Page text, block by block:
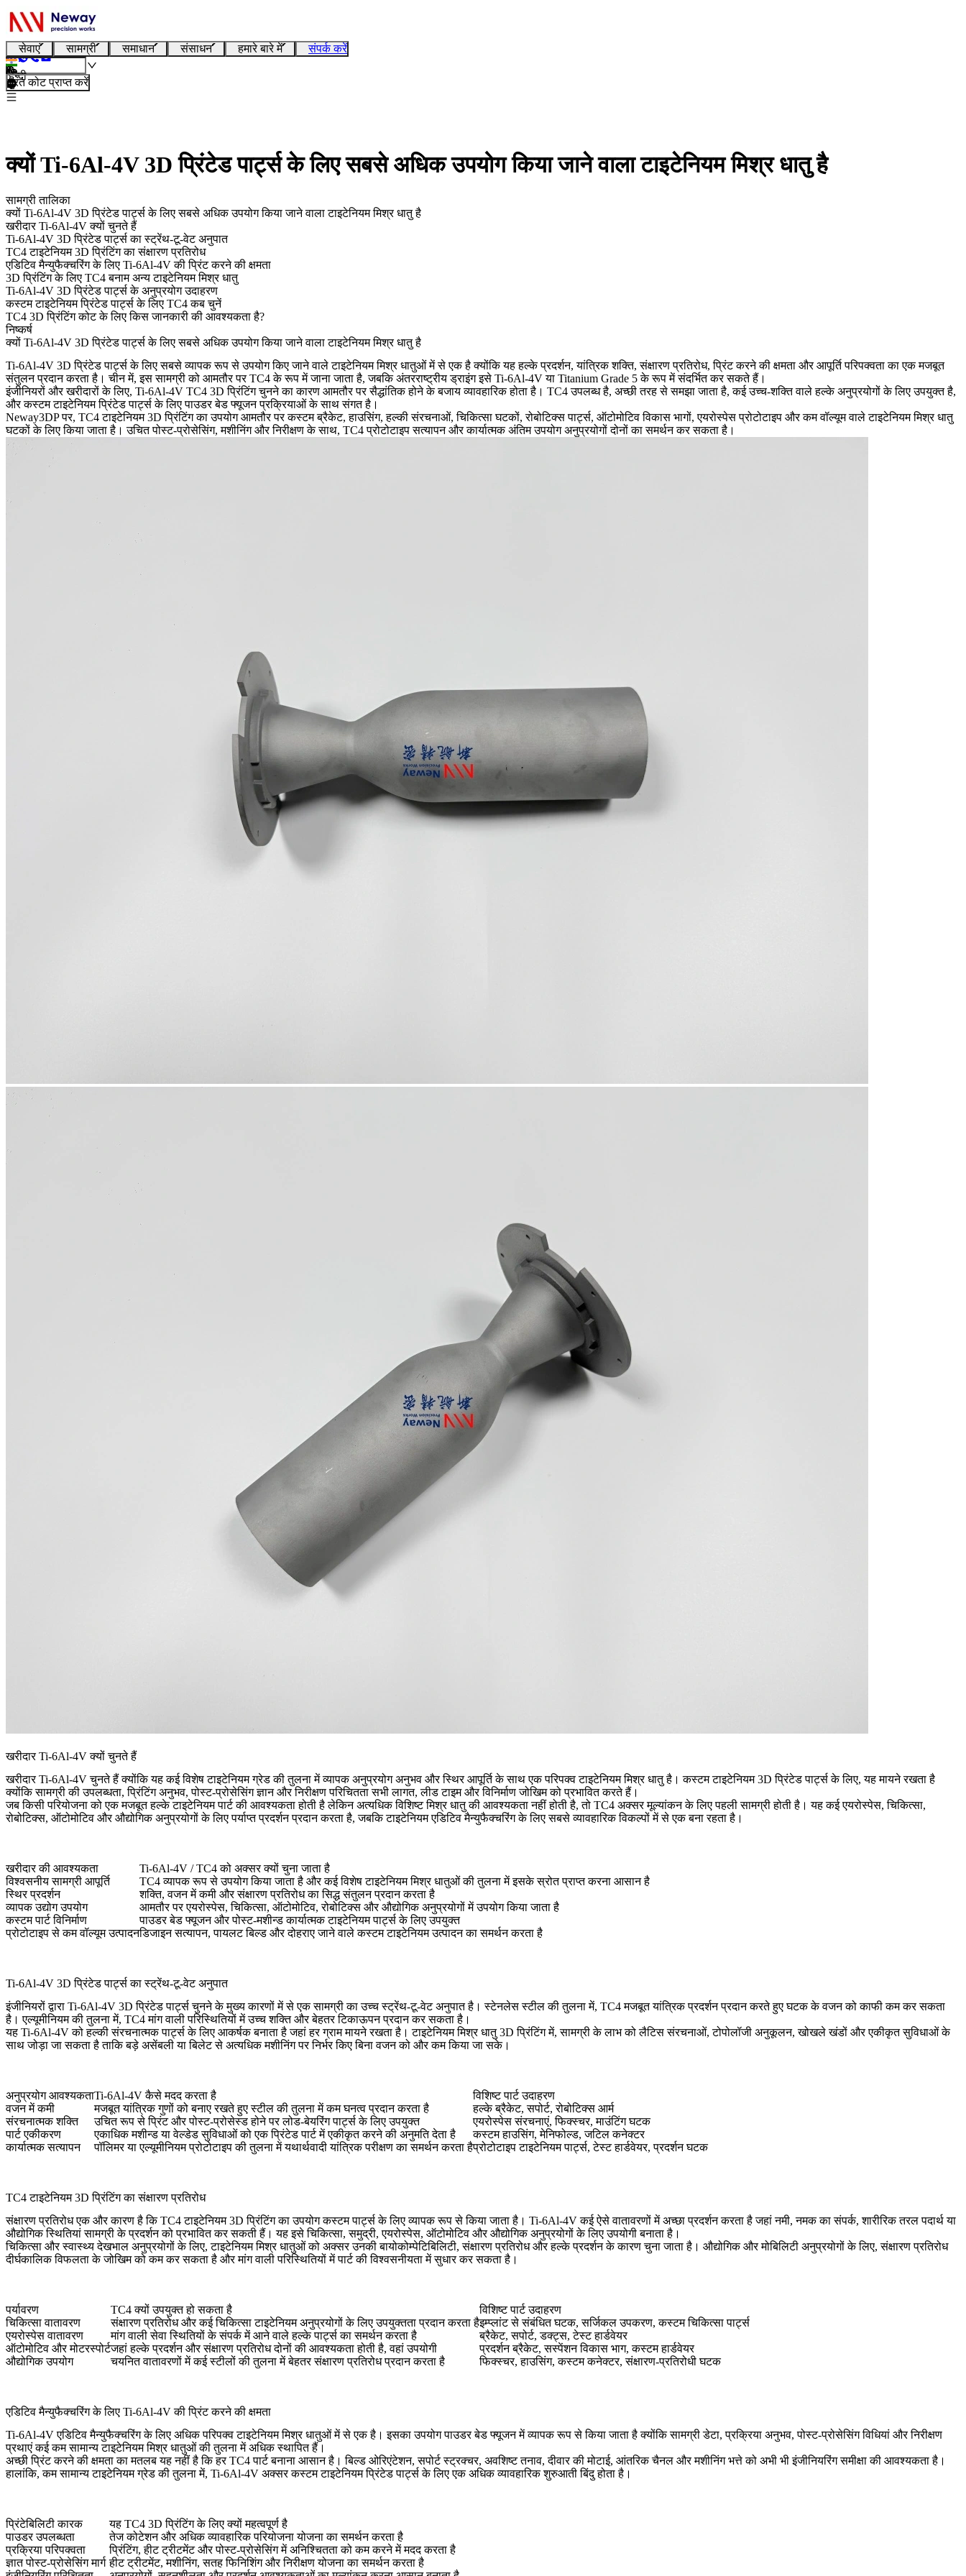
सेवाएं सामग्री समाधान संसाधन हमारे बारे में संपर्क करें
हिन्दी
तुरंत कोट प्राप्त करें
क्यों Ti-6Al-4V 3D प्रिंटेड पार्ट्स के लिए सबसे अधिक उपयोग किया जाने वाला टाइटेनियम मिश्र धातु है
सामग्री तालिका
क्यों Ti-6Al-4V 3D प्रिंटेड पार्ट्स के लिए सबसे अधिक उपयोग किया जाने वाला टाइटेनियम मिश्र धातु है
खरीदार Ti-6Al-4V क्यों चुनते हैं
Ti-6Al-4V 3D प्रिंटेड पार्ट्स का स्ट्रेंथ-टू-वेट अनुपात
TC4 टाइटेनियम 3D प्रिंटिंग का संक्षारण प्रतिरोध
एडिटिव मैन्युफैक्चरिंग के लिए Ti-6Al-4V की प्रिंट करने की क्षमता
3D प्रिंटिंग के लिए TC4 बनाम अन्य टाइटेनियम मिश्र धातु
Ti-6Al-4V 3D प्रिंटेड पार्ट्स के अनुप्रयोग उदाहरण
कस्टम टाइटेनियम प्रिंटेड पार्ट्स के लिए TC4 कब चुनें
TC4 3D प्रिंटिंग कोट के लिए किस जानकारी की आवश्यकता है?
निष्कर्ष
क्यों Ti-6Al-4V 3D प्रिंटेड पार्ट्स के लिए सबसे अधिक उपयोग किया जाने वाला टाइटेनियम मिश्र धातु है
Ti-6Al-4V 3D प्रिंटेड पार्ट्स के लिए सबसे व्यापक रूप से उपयोग किए जाने वाले टाइटेनियम मिश्र धातुओं में से एक है क्योंकि यह हल्के प्रदर्शन, यांत्रिक शक्ति, संक्षारण प्रतिरोध, प्रिंट करने की क्षमता और आपूर्ति परिपक्वता का एक मजबूत
संतुलन प्रदान करता है। चीन में, इस सामग्री को आमतौर पर TC4 के रूप में जाना जाता है, जबकि अंतरराष्ट्रीय ड्राइंग इसे Ti-6Al-4V या Titanium Grade 5 के रूप में संदर्भित कर सकते हैं।
इंजीनियरों और खरीदारों के लिए, Ti-6Al-4V TC4 3D प्रिंटिंगचुनने का कारण आमतौर पर सैद्धांतिक होने के बजाय व्यावहारिक होता है। TC4 उपलब्ध है, अच्छी तरह से समझा जाता है, कई उच्च-शक्ति वाले हल्के अनुप्रयोगों के लिए उपयुक्त है,
और कस्टम टाइटेनियम प्रिंटेड पार्ट्स के लिए पाउडर बेड फ्यूजन प्रक्रियाओं के साथ संगत है।
Neway3DP पर, TC4 टाइटेनियम 3D प्रिंटिंग का उपयोग आमतौर पर कस्टम ब्रैकेट, हाउसिंग, हल्की संरचनाओं, चिकित्सा घटकों, रोबोटिक्स पार्ट्स, ऑटोमोटिव विकास भागों, एयरोस्पेस प्रोटोटाइप और कम वॉल्यूम वाले टाइटेनियम मिश्र धातु
घटकों के लिए किया जाता है। उचित पोस्ट-प्रोसेसिंग, मशीनिंग और निरीक्षण के साथ, TC4 प्रोटोटाइप सत्यापन और कार्यात्मक अंतिम उपयोग अनुप्रयोगों दोनों का समर्थन कर सकता है।
खरीदार Ti-6Al-4V क्यों चुनते हैं
खरीदार Ti-6Al-4V चुनते हैं क्योंकि यह कई विशेष टाइटेनियम ग्रेड की तुलना में व्यापक अनुप्रयोग अनुभव और स्थिर आपूर्ति के साथ एक परिपक्व टाइटेनियम मिश्र धातु है। कस्टम टाइटेनियम 3D प्रिंटेड पार्ट्स के लिए, यह मायने रखता है
क्योंकि सामग्री की उपलब्धता, प्रिंटिंग अनुभव, पोस्ट-प्रोसेसिंग ज्ञान और निरीक्षण परिचितता सभी लागत, लीड टाइम और विनिर्माण जोखिम को प्रभावित करते हैं।
जब किसी परियोजना को एक मजबूत हल्के टाइटेनियम पार्ट की आवश्यकता होती है लेकिन अत्यधिक विशिष्ट मिश्र धातु की आवश्यकता नहीं होती है, तो TC4 अक्सर मूल्यांकन के लिए पहली सामग्री होती है। यह कई एयरोस्पेस, चिकित्सा,
रोबोटिक्स, ऑटोमोटिव और औद्योगिक अनुप्रयोगों के लिए पर्याप्त प्रदर्शन प्रदान करता है, जबकि टाइटेनियम एडिटिव मैन्युफैक्चरिंग के लिए सबसे व्यावहारिक विकल्पों में से एक बना रहता है।
खरीदार की आवश्यकता
Ti-6Al-4V / TC4 को अक्सर क्यों चुना जाता है
विश्वसनीय सामग्री आपूर्ति
TC4 व्यापक रूप से उपयोग किया जाता है और कई विशेष टाइटेनियम मिश्र धातुओं की तुलना में इसके स्रोत प्राप्त करना आसान है
स्थिर प्रदर्शन
शक्ति, वजन में कमी और संक्षारण प्रतिरोध का सिद्ध संतुलन प्रदान करता है
व्यापक उद्योग उपयोग
आमतौर पर एयरोस्पेस, चिकित्सा, ऑटोमोटिव, रोबोटिक्स और औद्योगिक अनुप्रयोगों में उपयोग किया जाता है
कस्टम पार्ट विनिर्माण
पाउडर बेड फ्यूजन और पोस्ट-मशीन्ड कार्यात्मक टाइटेनियम पार्ट्स के लिए उपयुक्त
प्रोटोटाइप से कम वॉल्यूम उत्पादनडिजाइन सत्यापन, पायलट बिल्ड और दोहराए जाने वाले कस्टम टाइटेनियम उत्पादन का समर्थन करता है
Ti-6Al-4V 3D प्रिंटेड पार्ट्स का स्ट्रेंथ-टू-वेट अनुपात
इंजीनियरों द्वारा Ti-6Al-4V 3D प्रिंटेड पार्ट्स चुनने के मुख्य कारणों में से एक सामग्री का उच्च स्ट्रेंथ-टू-वेट अनुपात है। स्टेनलेस स्टील की तुलना में, TC4 मजबूत यांत्रिक प्रदर्शन प्रदान करते हुए घटक के वजन को काफी कम कर सकता
है। एल्यूमीनियम की तुलना में, TC4 मांग वाली परिस्थितियों में उच्च शक्ति और बेहतर टिकाऊपन प्रदान कर सकता है।
यह Ti-6Al-4V को हल्की संरचनात्मक पार्ट्स के लिए आकर्षक बनाता है जहां हर ग्राम मायने रखता है। टाइटेनियम मिश्र धातु 3D प्रिंटिंग में, सामग्री के लाभ को लैटिस संरचनाओं, टोपोलॉजी अनुकूलन, खोखले खंडों और एकीकृत सुविधाओं के
साथ जोड़ा जा सकता है ताकि बड़े असेंबली या बिलेट से अत्यधिक मशीनिंग पर निर्भर किए बिना वजन को और कम किया जा सके।
अनुप्रयोग आवश्यकताTi-6Al-4V कैसे मदद करता है
विशिष्ट पार्ट उदाहरण
वजन में कमी
मजबूत यांत्रिक गुणों को बनाए रखते हुए स्टील की तुलना में कम घनत्व प्रदान करता है
हल्के ब्रैकेट, सपोर्ट, रोबोटिक्स आर्म
संरचनात्मक शक्ति
उचित रूप से प्रिंट और पोस्ट-प्रोसेस्ड होने पर लोड-बेयरिंग पार्ट्स के लिए उपयुक्त
एयरोस्पेस संरचनाएं, फिक्स्चर, माउंटिंग घटक
पार्ट एकीकरण
एकाधिक मशीन्ड या वेल्डेड सुविधाओं को एक प्रिंटेड पार्ट में एकीकृत करने की अनुमति देता है
कस्टम हाउसिंग, मेनिफोल्ड, जटिल कनेक्टर
कार्यात्मक सत्यापन
पॉलिमर या एल्यूमीनियम प्रोटोटाइप की तुलना में यथार्थवादी यांत्रिक परीक्षण का समर्थन करता हैप्रोटोटाइप टाइटेनियम पार्ट्स, टेस्ट हार्डवेयर, प्रदर्शन घटक
TC4 टाइटेनियम 3D प्रिंटिंग का संक्षारण प्रतिरोध
संक्षारण प्रतिरोध एक और कारण है कि TC4 टाइटेनियम 3D प्रिंटिंग का उपयोग कस्टम पार्ट्स के लिए व्यापक रूप से किया जाता है। Ti-6Al-4V कई ऐसे वातावरणों में अच्छा प्रदर्शन करता है जहां नमी, नमक का संपर्क, शारीरिक तरल पदार्थ या
औद्योगिक स्थितियां सामग्री के प्रदर्शन को प्रभावित कर सकती हैं। यह इसे चिकित्सा, समुद्री, एयरोस्पेस, ऑटोमोटिव और औद्योगिक अनुप्रयोगों के लिए उपयोगी बनाता है।
चिकित्सा और स्वास्थ्य देखभाल अनुप्रयोगों के लिए, टाइटेनियम मिश्र धातुओं को अक्सर उनकी बायोकोम्पेटिबिलिटी, संक्षारण प्रतिरोध और हल्के प्रदर्शन के कारण चुना जाता है। औद्योगिक और मोबिलिटी अनुप्रयोगों के लिए, संक्षारण प्रतिरोध
दीर्घकालिक विफलता के जोखिम को कम कर सकता है और मांग वाली परिस्थितियों में पार्ट की विश्वसनीयता में सुधार कर सकता है।
पर्यावरण TC4 क्यों उपयुक्त हो सकता है
विशिष्ट पार्ट उदाहरण
चिकित्सा वातावरण
संक्षारण प्रतिरोध और कई चिकित्सा टाइटेनियम अनुप्रयोगों के लिए उपयुक्तता प्रदान करता हैइम्प्लांट से संबंधित घटक, सर्जिकल उपकरण, कस्टम चिकित्सा पार्ट्स
एयरोस्पेस वातावरण
मांग वाली सेवा स्थितियों के संपर्क में आने वाले हल्के पार्ट्स का समर्थन करता है
ब्रैकेट, सपोर्ट, डक्ट्स, टेस्ट हार्डवेयर
ऑटोमोटिव और मोटरस्पोर्टजहां हल्के प्रदर्शन और संक्षारण प्रतिरोध दोनों की आवश्यकता होती है, वहां उपयोगी
प्रदर्शन ब्रैकेट, सस्पेंशन विकास भाग, कस्टम हार्डवेयर
औद्योगिक उपयोग
चयनित वातावरणों में कई स्टीलों की तुलना में बेहतर संक्षारण प्रतिरोध प्रदान करता है फिक्स्चर, हाउसिंग, कस्टम कनेक्टर, संक्षारण-प्रतिरोधी घटक
एडिटिव मैन्युफैक्चरिंग के लिए Ti-6Al-4V की प्रिंट करने की क्षमता
Ti-6Al-4V एडिटिव मैन्युफैक्चरिंग के लिए अधिक परिपक्व टाइटेनियम मिश्र धातुओं में से एक है। इसका उपयोग पाउडर बेड फ्यूजन में व्यापक रूप से किया जाता है क्योंकि सामग्री डेटा, प्रक्रिया अनुभव, पोस्ट-प्रोसेसिंग विधियां और निरीक्षण
प्रथाएं कई कम सामान्य टाइटेनियम मिश्र धातुओं की तुलना में अधिक स्थापित हैं।
अच्छी प्रिंट करने की क्षमता का मतलब यह नहीं है कि हर TC4 पार्ट बनाना आसान है। बिल्ड ओरिएंटेशन, सपोर्ट स्ट्रक्चर, अवशिष्ट तनाव, दीवार की मोटाई, आंतरिक चैनल और मशीनिंग भत्ते को अभी भी इंजीनियरिंग समीक्षा की आवश्यकता है।
हालांकि, कम सामान्य टाइटेनियम ग्रेड की तुलना में, Ti-6Al-4V अक्सर कस्टम टाइटेनियम प्रिंटेड पार्ट्स के लिए एक अधिक व्यावहारिक शुरुआती बिंदु होता है।
प्रिंटेबिलिटी कारक
यह TC4 3D प्रिंटिंग के लिए क्यों महत्वपूर्ण है
पाउडर उपलब्धता
तेज कोटेशन और अधिक व्यावहारिक परियोजना योजना का समर्थन करता है
प्रक्रिया परिपक्वता
प्रिंटिंग, हीट ट्रीटमेंट और पोस्ट-प्रोसेसिंग में अनिश्चितता को कम करने में मदद करता है
ज्ञात पोस्ट-प्रोसेसिंग मार्ग हीट ट्रीटमेंट, मशीनिंग, सतह फिनिशिंग और निरीक्षण योजना का समर्थन करता है